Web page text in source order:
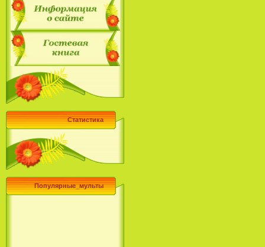
Статистика
Популярные_мульты